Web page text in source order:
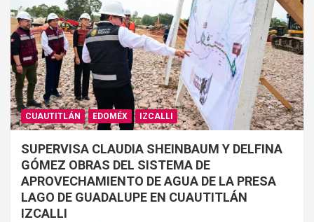
CUAUTITLÁN EDOMÉX IZCALLI
SUPERVISA CLAUDIA SHEINBAUM Y DELFINA
GÓMEZ OBRAS DEL SISTEMA DE
APROVECHAMIENTO DE AGUA DE LA PRESA
LAGO DE GUADALUPE EN CUAUTITLÁN
IZCALLI